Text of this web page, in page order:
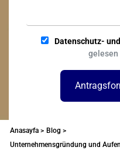
Datenschutz-
gelesen
Anasayfa > Blog >
Unternehmensgründung und